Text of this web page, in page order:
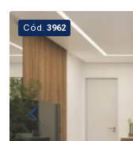
planejados. O imóvel conta com acabamentos de
alta qualidade,
esquadrias em
condicionado
condomínio
lazer completa
salão de festas
Cód. 3962